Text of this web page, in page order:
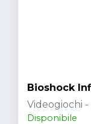
Bioshock
Videogiochi
Disponibile